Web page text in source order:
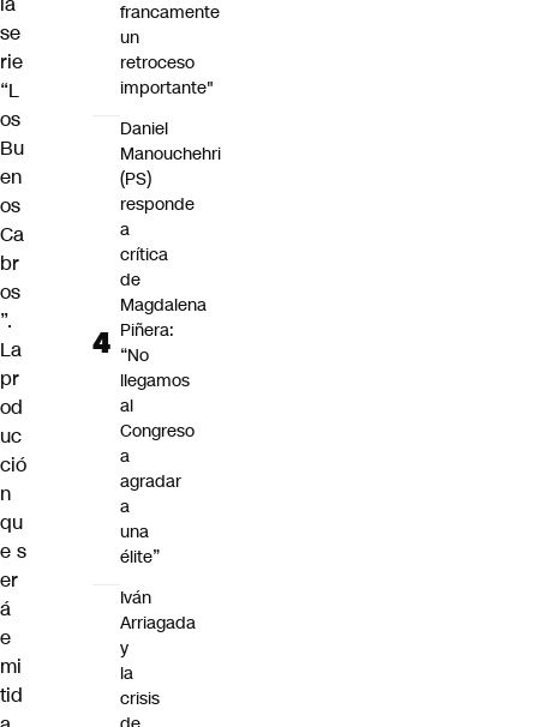
se
rie
“L
os
Bu
en
os
Ca
br
os
”.
La
pr
od
uc
ció
n
qu
e s
er
á
e
mi
tid
francamente
un
retroceso
importante"
Daniel
Manouchehri
(PS)
responde
a
crítica
de
Magdalena
Piñera:
“No
llegamos
al
Congreso
a
agradar
a
una
élite”
Iván
Arriagada
y
la
crisis